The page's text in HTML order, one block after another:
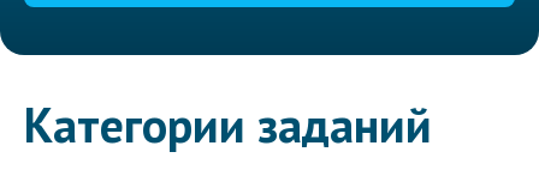
Категории заданий